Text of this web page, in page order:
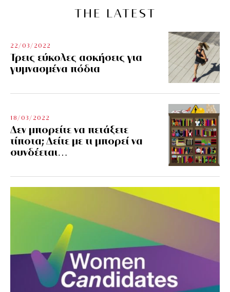
THE LATEST
22/03/2022
Τρεις εύκολες ασκήσεις για
γυμνασμένα πόδια
18/03/2022
Δεν μπορείτε να πετάξετε
τίποτα; Δείτε με τι μπορεί να
συνδέεται…